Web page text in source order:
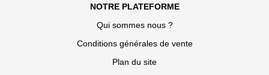
NOTRE PLATEFORME
Qui sommes nous ?
Conditions générales de vente
Plan du site